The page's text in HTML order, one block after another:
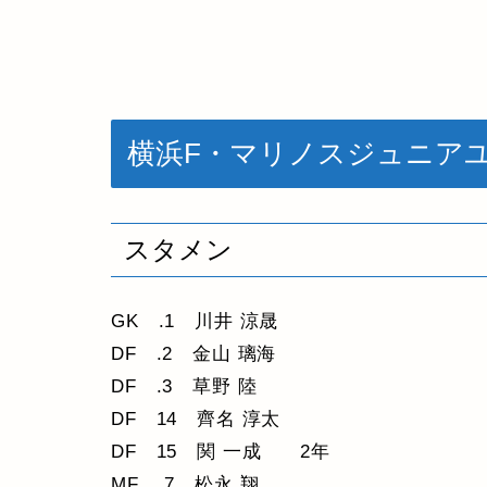
横浜F・マリノスジュニア
スタメン
GK .1 川井 涼晟
DF .2 金山 璃海
DF .3 草野 陸
DF 14 齊名 淳太
DF 15 関 一成 2年